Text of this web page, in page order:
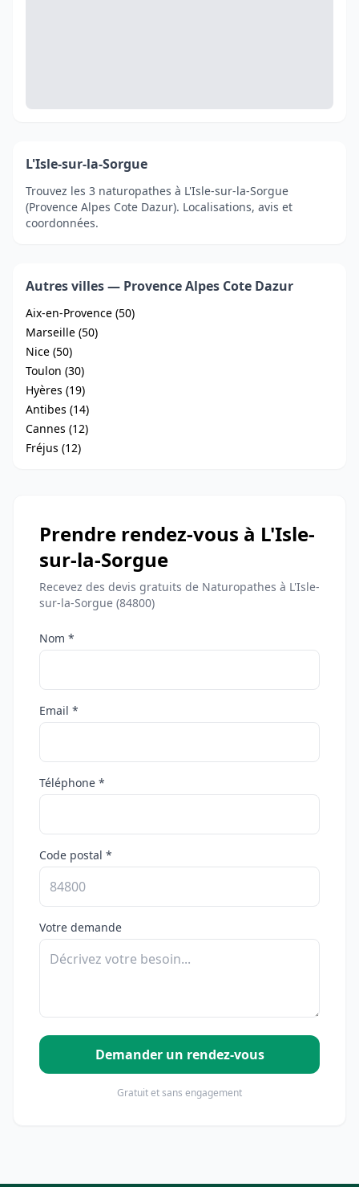
L'Isle-sur-la-Sorgue
Trouvez les 3 naturopathes à L'Isle-sur-la-Sorgue
(Provence Alpes Cote Dazur). Localisations, avis et
coordonnées.
Autres villes — Provence Alpes Cote Dazur
Aix-en-Provence (50)
Marseille (50)
Nice (50)
Toulon (30)
Hyères (19)
Antibes (14)
Cannes (12)
Fréjus (12)
Prendre rendez-vous à L'Isle-
sur-la-Sorgue
Recevez des devis gratuits de Naturopathes à L'Isle-
sur-la-Sorgue (84800)
Nom *
Email *
Téléphone *
Code postal *
Votre demande
Demander un rendez-vous
Gratuit et sans engagement